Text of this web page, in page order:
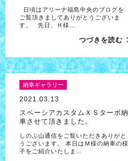
日頃はアリーナ福島中央のブログを
ご覧頂きましてありがとうございま
す。 先日、Ｈ様…
つづきを読む
納車ギャラリー
2021.03.13
スペーシアカスタムＸＳターボ納
車させて頂きました。
しのぶ山通信をご覧いただきありがと
うございます。 本日はＭ様の納車の様
子をご紹介いたしま…